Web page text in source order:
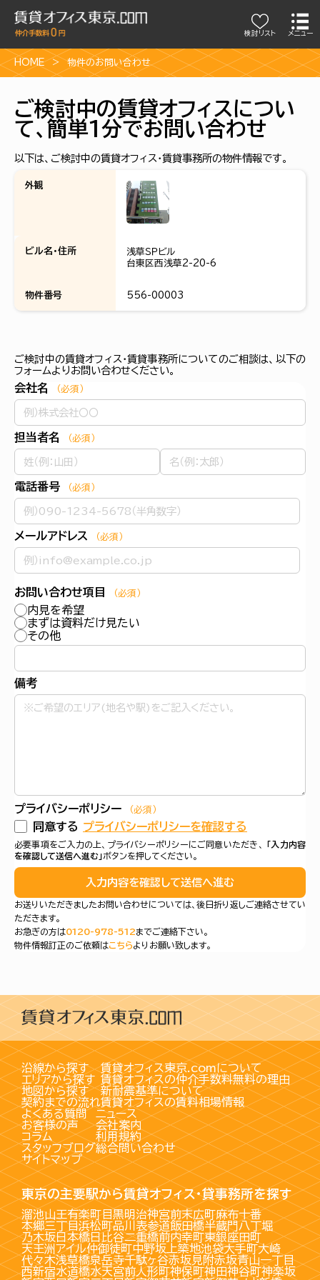
検討リスト メニュー
HOME 物件のお問い合わせ
ご検討中の賃貸オフィスについ
て、簡単1分でお問い合わせ
以下は、ご検討中の賃貸オフィス・賃貸事務所の物件情報です。
外観
ビル名・住所
浅草ＳＰビル
台東区西浅草2-20-6
物件番号 556-00003
ご検討中の賃貸オフィス・賃貸事務所についてのご相談は、以下の
フォームよりお問い合わせください。
会社名 （必須）
担当者名 （必須）
電話番号 （必須）
メールアドレス （必須）
お問い合わせ項目 （必須）
内見を希望
まずは資料だけ見たい
その他
備考
プライバシーポリシー （必須）
同意する プライバシーポリシーを確認する
必要事項をご入力の上、プライバシーポリシーにご同意いただき、
「入力内容
を確認して送信へ進む」ボタンを押してください。
入力内容を確認して送信へ進む
お送りいただきましたお問い合わせについては、後日折り返しご連絡させてい
ただきます。
お急ぎの方は0120-978-512までご連絡下さい。
物件情報訂正のご依頼はこちらよりお願い致します。
沿線から探す
エリアから探す
地図から探す
契約までの流れ
賃貸オフィス東京.comについて
賃貸オフィスの仲介手数料無料の理由
新耐震基準について
賃貸オフィスの賃料相場情報
よくある質問
お客様の声
コラム
スタッフブログ
サイトマップ
ニュース
会社案内
利用規約
総合問い合わせ
東京の主要駅から賃貸オフィス・貸事務所を探す
溜池山王有楽町目黒明治神宮前末広町麻布十番
本郷三丁目浜松町品川 表参道飯田橋半蔵門八丁堀
乃木坂日本橋日比谷二重橋前内幸町東銀座田町
天王洲アイル仲御徒町中野坂上築地池袋大手町大崎
代々木浅草橋泉岳寺千駄ヶ谷赤坂見附赤坂青山一丁目
西新宿水道橋水天宮前人形町神保町神田神谷町神楽坂